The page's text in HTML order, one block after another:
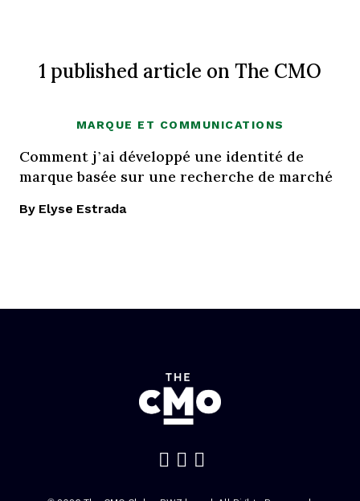
1 published article on The CMO
MARQUE ET COMMUNICATIONS
Comment j’ai développé une identité de
marque basée sur une recherche de marché
By Elyse Estrada
Like us on Facebook
Follow us on
Add us on